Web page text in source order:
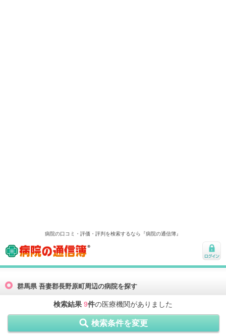
病院の口コミ・評価・評判を検索するなら『病院の通信簿』
病院の通信簿
ログ
群馬県 吾妻郡長野原町周辺の病院を探す
検索結果 9件の医療機関がありました
検索条件を変更